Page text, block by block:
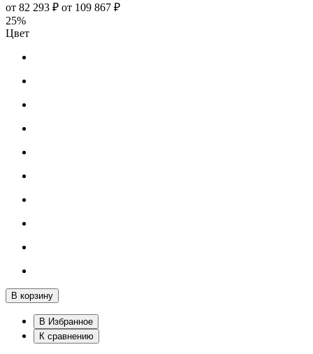
от 82 293 ₽ от 109 867 ₽
25%
Цвет
В корзину
В Избранное
К сравнению